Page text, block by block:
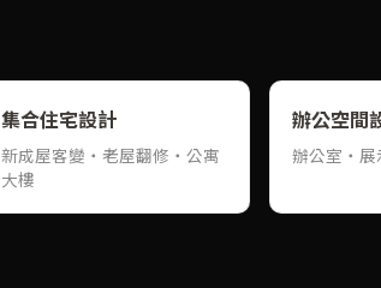
集合住宅設計
新成屋客變・老屋翻修・公寓
大樓
辦公空間
辦公室・